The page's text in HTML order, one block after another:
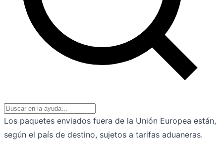
Los paquetes enviados fuera de la Unión Europea están,
según el país de destino, sujetos a tarifas aduaneras.